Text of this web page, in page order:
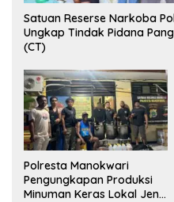
Satuan Reserse Narkoba
Ungkap Tindak Pidana
(CT)
Polresta Manokwari
Pengungkapan Produksi
Minuman Keras Lokal Jenis